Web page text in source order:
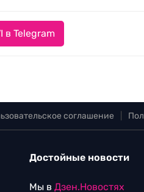
в Telegram
соглашение
Достойные новости
Мы в Дзен.Новостях